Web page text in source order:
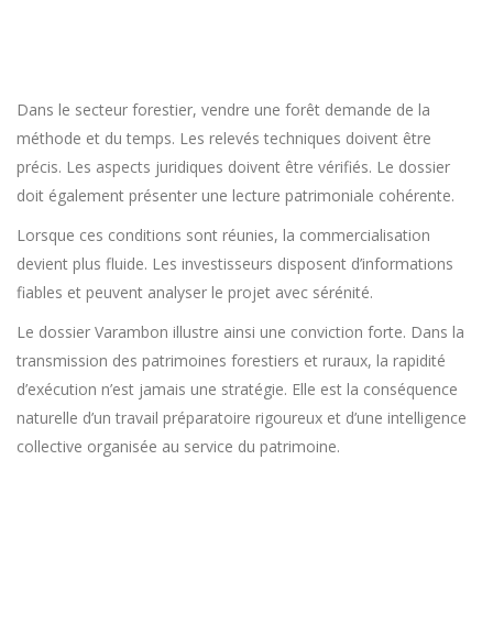
Dans le secteur forestier, vendre une forêt demande de la
méthode et du temps. Les relevés techniques doivent être
précis. Les aspects juridiques doivent être vérifiés. Le dossier
doit également présenter une lecture patrimoniale cohérente.
Lorsque ces conditions sont réunies, la commercialisation
devient plus fluide. Les investisseurs disposent d’informations
fiables et peuvent analyser le projet avec sérénité.
Le dossier Varambon illustre ainsi une conviction forte. Dans la
transmission des patrimoines forestiers et ruraux, la rapidité
d’exécution n’est jamais une stratégie. Elle est la conséquence
naturelle d’un travail préparatoire rigoureux et d’une intelligence
collective organisée au service du patrimoine.